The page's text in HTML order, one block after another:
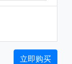
立即购买